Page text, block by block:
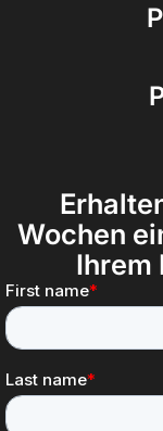
Wochen
Ihrem